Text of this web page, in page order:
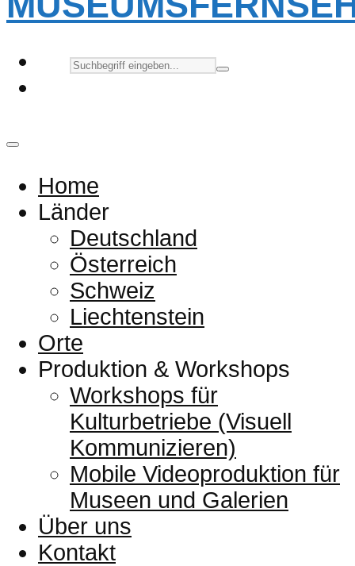
Home
Länder
Deutschland
Österreich
Schweiz
Liechtenstein
Orte
Produktion & Workshops
Workshops für
Kulturbetriebe (Visuell
Kommunizieren)
Mobile Videoproduktion für
Museen und Galerien
Über uns
Kontakt